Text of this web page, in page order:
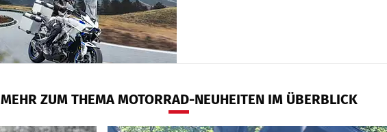
MEHR ZUM THEMA MOTORRAD-NEUHEITEN IM ÜBERBLICK